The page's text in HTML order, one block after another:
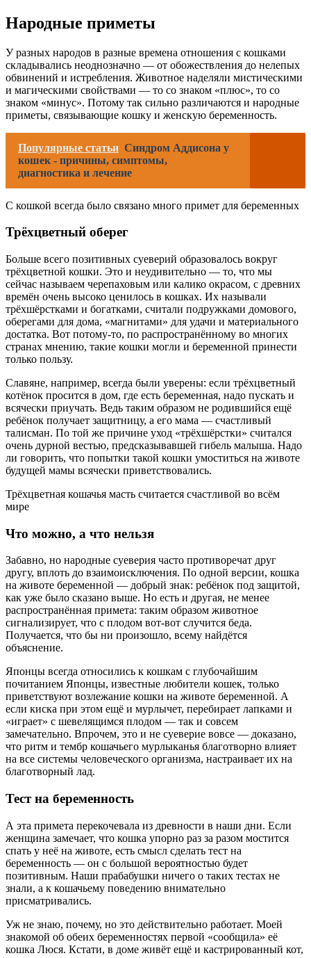
Народные приметы
У разных народов в разные времена отношения с кошками
складывались неоднозначно — от обожествления до нелепых
обвинений и истребления. Животное наделяли мистическими
и магическими свойствами — то со знаком «плюс», то со
знаком «минус». Потому так сильно различаются и народные
приметы, связывающие кошку и женскую беременность.
Популярные статьи Синдром Аддисона у
кошек - причины, симптомы,
диагностика и лечение
С кошкой всегда было связано много примет для беременных
Трёхцветный оберег
Больше всего позитивных суеверий образовалось вокруг
трёхцветной кошки. Это и неудивительно — то, что мы
сейчас называем черепаховым или калико окрасом, с древних
времён очень высоко ценилось в кошках. Их называли
трёхшёрстками и богатками, считали подружками домового,
оберегами для дома, «магнитами» для удачи и материального
достатка. Вот потому-то, по распространённому во многих
странах мнению, такие кошки могли и беременной принести
только пользу.
Славяне, например, всегда были уверены: если трёхцветный
котёнок просится в дом, где есть беременная, надо пускать и
всячески приучать. Ведь таким образом не родившийся ещё
ребёнок получает защитницу, а его мама — счастливый
талисман. По той же причине уход «трёхшёрстки» считался
очень дурной вестью, предсказывавшей гибель малыша. Надо
ли говорить, что попытки такой кошки умоститься на животе
будущей мамы всячески приветствовались.
Трёхцветная кошачья масть считается счастливой во всём
мире
Что можно, а что нельзя
Забавно, но народные суеверия часто противоречат друг
другу, вплоть до взаимоисключения. По одной версии, кошка
на животе беременной — добрый знак: ребёнок под защитой,
как уже было сказано выше. Но есть и другая, не менее
распространённая примета: таким образом животное
сигнализирует, что с плодом вот-вот случится беда.
Получается, что бы ни произошло, всему найдётся
объяснение.
Японцы всегда относились к кошкам с глубочайшим
почитанием Японцы, известные любители кошек, только
приветствуют возлежание кошки на животе беременной. А
если киска при этом ещё и мурлычет, перебирает лапками и
«играет» с шевелящимся плодом — так и совсем
замечательно. Впрочем, это и не суеверие вовсе — доказано,
что ритм и тембр кошачьего мурлыканья благотворно влияет
на все системы человеческого организма, настраивает их на
благотворный лад.
Тест на беременность
А эта примета перекочевала из древности в наши дни. Если
женщина замечает, что кошка упорно раз за разом мостится
спать у неё на животе, есть смысл сделать тест на
беременность — он с большой вероятностью будет
позитивным. Наши прабабушки ничего о таких тестах не
знали, а к кошачьему поведению внимательно
присматривались.
Уж не знаю, почему, но это действительно работает. Моей
знакомой об обеих беременностях первой «сообщила» её
кошка Люся. Кстати, в доме живёт ещё и кастрированный кот,